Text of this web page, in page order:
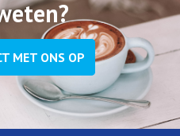
MET ONS OP